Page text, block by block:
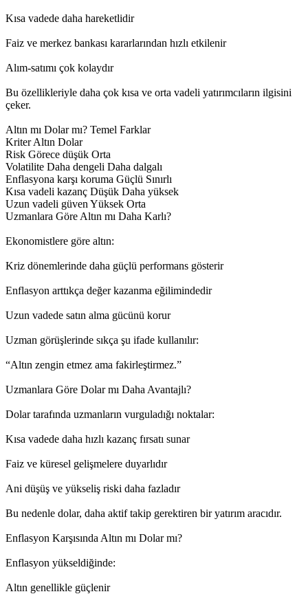
Kısa vadede daha hareketlidir
Faiz ve merkez bankası kararlarından hızlı etkilenir
Alım-satımı çok kolaydır
Bu özellikleriyle daha çok kısa ve orta vadeli yatırımcıların ilgisini
çeker.
Altın mı Dolar mı? Temel Farklar
Kriter Altın Dolar
Risk Görece düşük Orta
Volatilite Daha dengeli Daha dalgalı
Enflasyona karşı koruma Güçlü Sınırlı
Kısa vadeli kazanç Düşük Daha yüksek
Uzun vadeli güven Yüksek Orta
Uzmanlara Göre Altın mı Daha Karlı?
Ekonomistlere göre altın:
Kriz dönemlerinde daha güçlü performans gösterir
Enflasyon arttıkça değer kazanma eğilimindedir
Uzun vadede satın alma gücünü korur
Uzman görüşlerinde sıkça şu ifade kullanılır:
“Altın zengin etmez ama fakirleştirmez.”
Uzmanlara Göre Dolar mı Daha Avantajlı?
Dolar tarafında uzmanların vurguladığı noktalar:
Kısa vadede daha hızlı kazanç fırsatı sunar
Faiz ve küresel gelişmelere duyarlıdır
Ani düşüş ve yükseliş riski daha fazladır
Bu nedenle dolar, daha aktif takip gerektiren bir yatırım aracıdır.
Enflasyon Karşısında Altın mı Dolar mı?
Enflasyon yükseldiğinde:
Altın genellikle güçlenir